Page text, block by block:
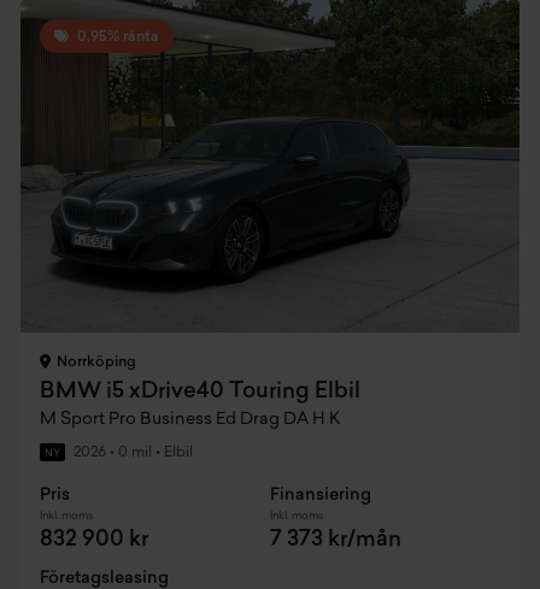
0,95% ränta
Norrköping
BMW i5 xDrive40 Touring Elbil
M Sport Pro Business Ed Drag DA H K
NY 2026 • 0 mil • Elbil
Pris
Inkl. moms
832 900 kr
Finansiering
Inkl. moms
7 373 kr/mån
Företagsleasing